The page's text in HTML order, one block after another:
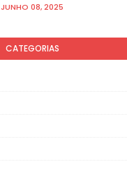
JUNHO 08, 2025
CATEGORIAS